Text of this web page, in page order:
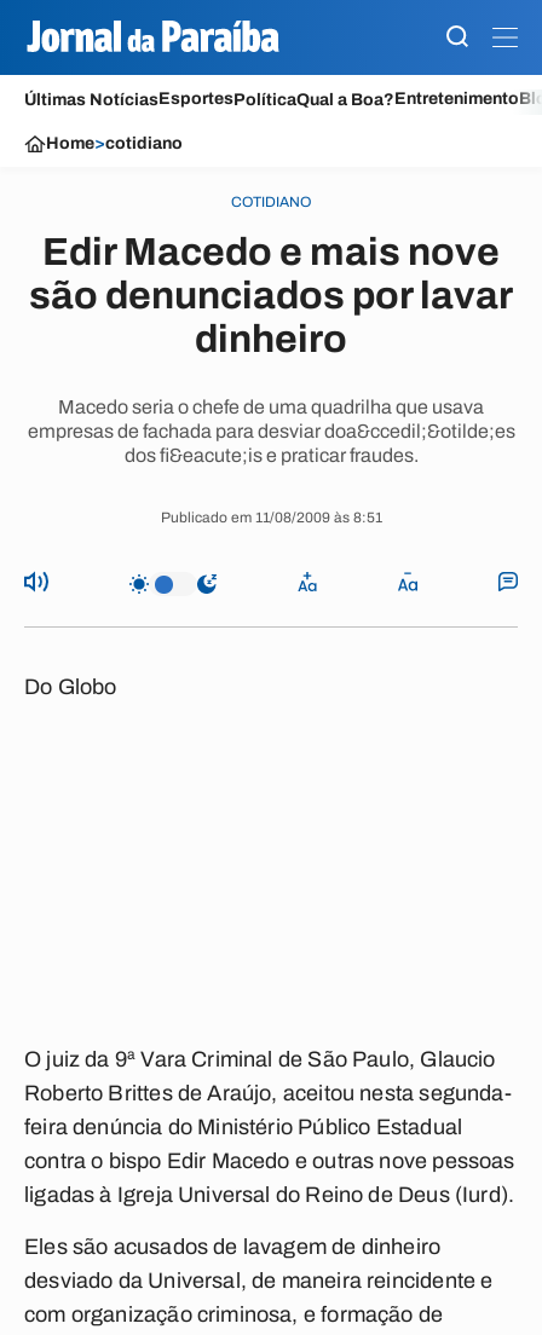
Últimas NotíciasEsportesPolíticaQual a Boa?Entretenimento
Home>cotidiano
COTIDIANO
Edir Macedo e mais nove
são denunciados por lavar
dinheiro
Macedo seria o chefe de uma quadrilha que usava
empresas de fachada para desviar doa&ccedil;&otilde;es
dos fi&eacute;is e praticar fraudes.
Publicado em 11/08/2009 às 8:51
Do Globo
O juiz da 9ª Vara Criminal de São Paulo, Glaucio
Roberto Brittes de Araújo, aceitou nesta segunda-
feira denúncia do Ministério Público Estadual
contra o bispo Edir Macedo e outras nove pessoas
ligadas à Igreja Universal do Reino de Deus (Iurd).
Eles são acusados de lavagem de dinheiro
desviado da Universal, de maneira reincidente e
com organização criminosa, e formação de